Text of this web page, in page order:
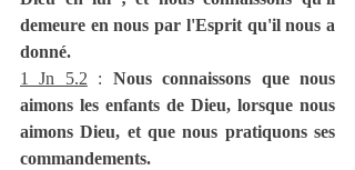
demeure en nous par l'Esprit qu'il nous a
donné.
1 Jn 5.2 : Nous connaissons que nous
aimons les enfants de Dieu, lorsque nous
aimons Dieu, et que nous pratiquons ses
commandements.